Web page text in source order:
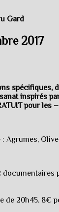
Gard
2017
inspirés
pour les
Agrumes,
de 20h45. 8€